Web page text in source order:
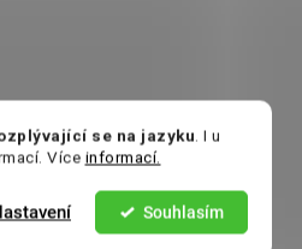
se na jazyku. I u
Více informací.
Souhlasím